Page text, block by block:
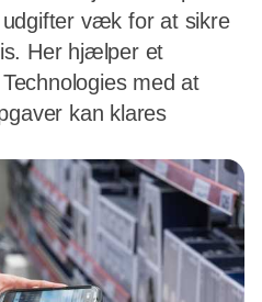
væk for at sikre
Her hjælper et
med at
kan klares